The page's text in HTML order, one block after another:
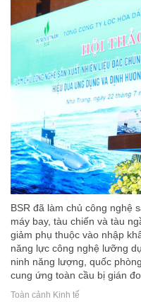
BSR đã làm chủ công nghệ
máy bay, tàu chiến và tàu
giảm phụ thuộc vào nhập
năng lực công nghệ lưỡng
ninh năng lượng, quốc
cung ứng toàn cầu bị gián
Toàn cảnh Kinh tế